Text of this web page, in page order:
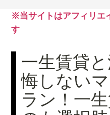
※当サイトはアフィリエ
す
一生賃貸
悔しない
ラン！一